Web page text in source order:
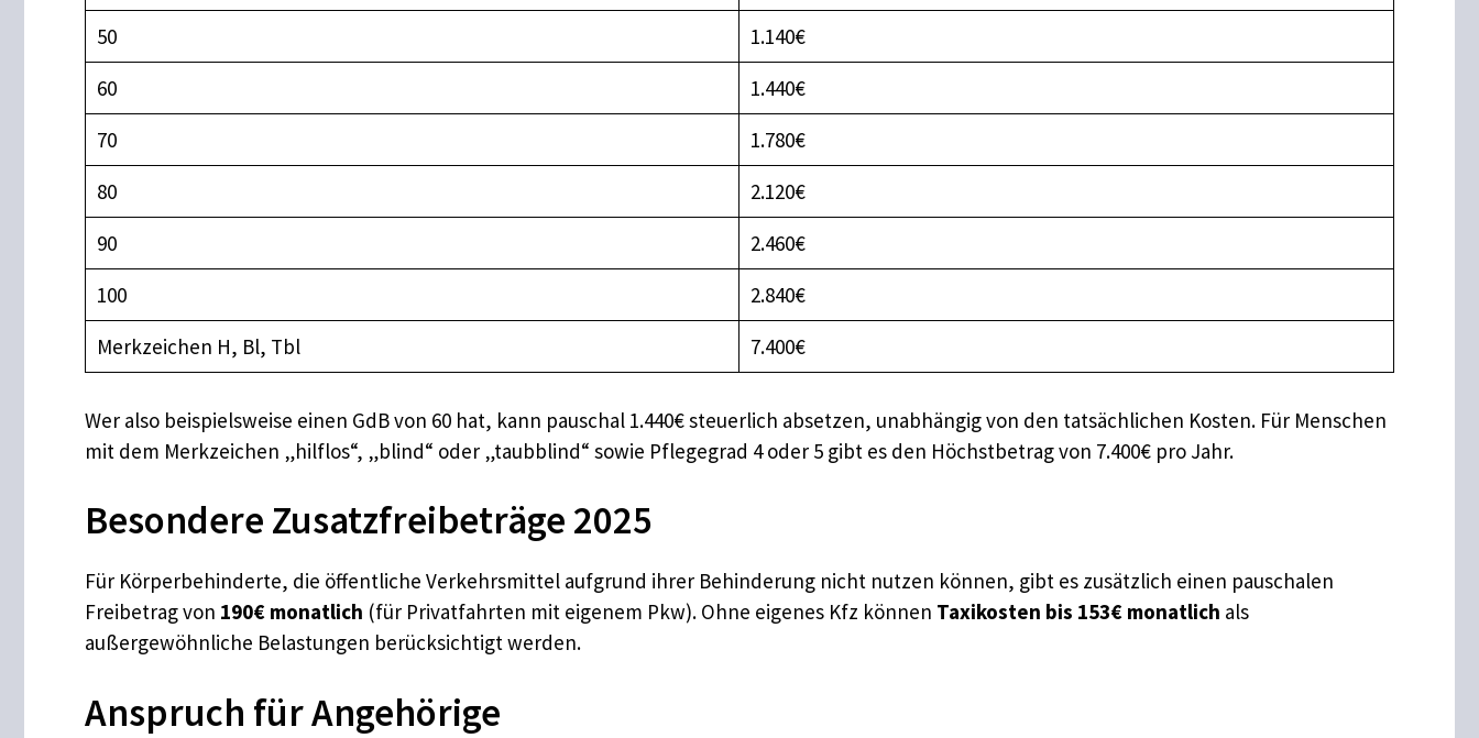
50
1.140€
60
1.440€
70
1.780€
80
2.120€
90
2.460€
100
2.840€
Merkzeichen H, Bl, Tbl
7.400€
Wer also beispielsweise einen GdB von 60 hat, kann pauschal 1.440€ steuerlich absetzen, unabhängig von den tatsächlichen Kosten. Für Menschen
mit dem Merkzeichen „hilflos“, „blind“ oder „taubblind“ sowie Pflegegrad 4 oder 5 gibt es den Höchstbetrag von 7.400€ pro Jahr.
Besondere Zusatzfreibeträge 2025
Für Körperbehinderte, die öffentliche Verkehrsmittel aufgrund ihrer Behinderung nicht nutzen können, gibt es zusätzlich einen pauschalen
Freibetrag von 190€ monatlich (für Privatfahrten mit eigenem Pkw). Ohne eigenes Kfz können Taxikosten bis 153€ monatlich als
außergewöhnliche Belastungen berücksichtigt werden.
Anspruch für Angehörige